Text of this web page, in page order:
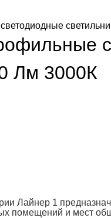
Лм 3000К
Лайнер 1
помещений и мест